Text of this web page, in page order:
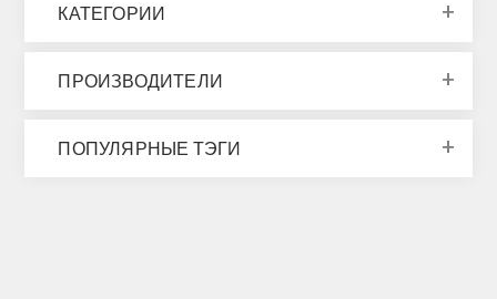
КАТЕГОРИИ
ПРОИЗВОДИТЕЛИ
ПОПУЛЯРНЫЕ ТЭГИ